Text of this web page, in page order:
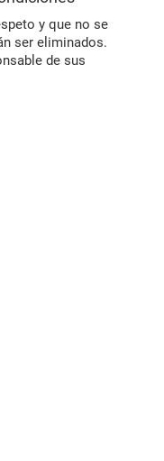
y que no se
ser eliminados.
de sus